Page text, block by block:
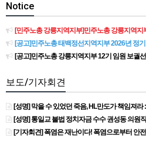
Notice
[민주노총 강릉지역지부]민주노총 강릉지역
[공고]민주노총 태백정선지역지부 2026년 정
[공고]민주노총 강릉지역지부 12기 임원 보궐
보도/기자회견
[성명] 막을 수 있었던 죽음, HL만도가 책임져
[성명] 통일교 불법 정치자금 수수 권성동 의원
[기자회견] 폭염은 재난이다! 폭염으로부터 안